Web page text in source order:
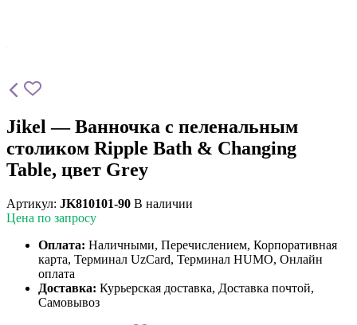
Jikel — Ванночка с пеленальным
столиком Ripple Bath & Changing
Table, цвет Grey
Артикул: JK810101-90 В наличии
Цена по запросу
Оплата: Наличными, Перечислением, Корпоративная
карта, Терминал UzCard, Терминал HUMO, Онлайн
оплата
Доставка: Курьерская доставка, Доставка почтой,
Самовывоз